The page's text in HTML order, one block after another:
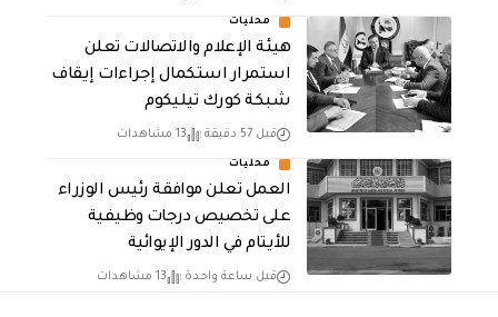
محليات
هيئة الإعلام والاتصالات تعلن
استمرار استكمال إجراءات إيقاف
شبكة كورك تيليكوم
قبل 57 دقيقة 13 مشاهدات
محليات
العمل تعلن موافقة رئيس الوزراء
على تخصيص درجات وظيفية
للأيتام في الدور الإيوائية
قبل ساعة واحدة 13 مشاهدات